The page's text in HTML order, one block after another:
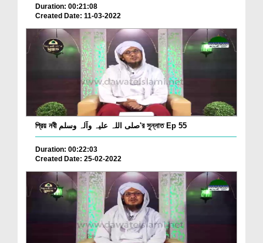
Duration: 00:21:08
Created Date: 11-03-2022
প্রিয় নবী صلی اللہ علیہ وآلہ وسلم'র সুন্নাত Ep 55
Duration: 00:22:03
Created Date: 25-02-2022